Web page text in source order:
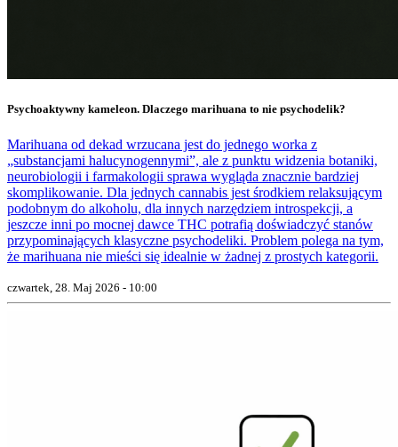
Psychoaktywny kameleon. Dlaczego marihuana to nie psychodelik?
Marihuana od dekad wrzucana jest do jednego worka z
„substancjami halucynogennymi”, ale z punktu widzenia botaniki,
neurobiologii i farmakologii sprawa wygląda znacznie bardziej
skomplikowanie. Dla jednych cannabis jest środkiem relaksującym
podobnym do alkoholu, dla innych narzędziem introspekcji, a
jeszcze inni po mocnej dawce THC potrafią doświadczyć stanów
przypominających klasyczne psychodeliki. Problem polega na tym,
że marihuana nie mieści się idealnie w żadnej z prostych kategorii.
czwartek, 28. Maj 2026 - 10:00